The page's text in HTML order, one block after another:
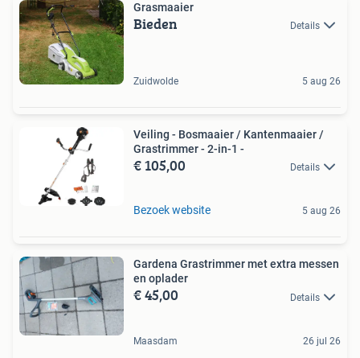
Grasmaaier
Bieden Details
Zuidwolde 5 aug 26
Veiling - Bosmaaier / Kantenmaaier /
Grastrimmer - 2-in-1 -
€ 105,00 Details
Bezoek website 5 aug 26
Gardena Grastrimmer met extra messen
en oplader
€ 45,00 Details
Maasdam 26 jul 26